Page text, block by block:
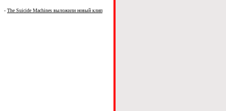
- The Suicide Machines выложили новый клип